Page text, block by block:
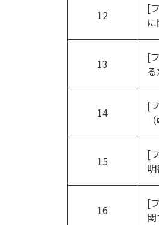
12
[
13
[
14
[
15
[
16
[